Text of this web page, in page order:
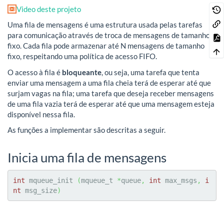
Video deste projeto
Uma fila de mensagens é uma estrutura usada pelas tarefas
para comunicação através de troca de mensagens de tamanho
fixo. Cada fila pode armazenar até N mensagens de tamanho
fixo, respeitando uma política de acesso FIFO.
O acesso à fila é bloqueante, ou seja, uma tarefa que tenta
enviar uma mensagem a uma fila cheia terá de esperar até que
surjam vagas na fila; uma tarefa que deseja receber mensagens
de uma fila vazia terá de esperar até que uma mensagem esteja
disponível nessa fila.
As funções a implementar são descritas a seguir.
Inicia uma fila de mensagens
int mqueue_init (mqueue_t *queue, int max_msgs ,
i
nt msg_size)